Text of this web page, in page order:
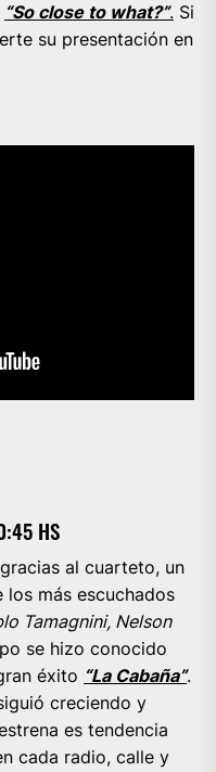
“So close to what?”. Si
su presentación en
HS
al cuarteto, un
más escuchados
Tamagnini, Nelson
se hizo conocido
éxito “La Cabaña”.
creciendo y
es tendencia
cada radio, calle y